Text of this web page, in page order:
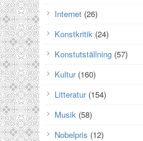
Internet (26)
Konstkritik (24)
Konstutställning (57)
Kultur(160)
Litteratur(154)
Musik (58)
Nobelpris (12)